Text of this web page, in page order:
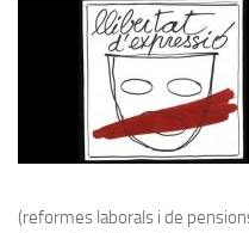
(reformes laborals i de